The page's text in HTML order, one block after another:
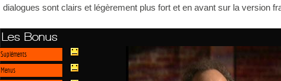
dialogues sont clairs et légèrement plus fort et en avant sur la version
Les Bonus
Supléments
Menus